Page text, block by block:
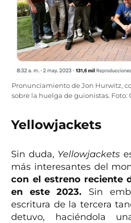
Pronunciamiento de Jon Hurwitz,
sobre la huelga de guionistas. Foto:
Yellowjackets
Sin duda, Yellowjackets
más interesantes del
con el estreno reciente
en este 2023. Sin
escritura de la tercera
detuvo, haciéndola